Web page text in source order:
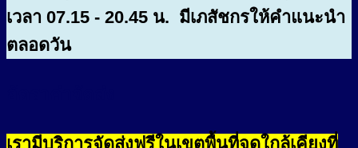
เวลา 07.15 - 20.45 น. มีเภสัชกรให้คำแนะนำ
ตลอดวัน
เรามีบริการจัดส่งฟรีในเขตพื้นที่จุดใกล้เคียงที่